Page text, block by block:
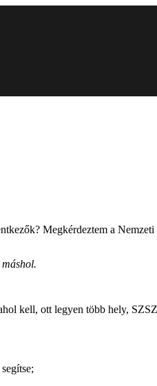
Megkérdeztem a
kell, ott legyen több hely,